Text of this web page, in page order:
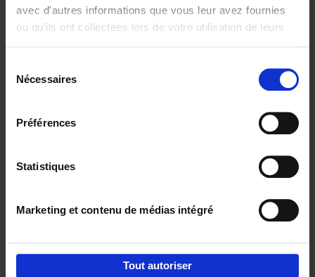
avec d'autres informations que vous leur avez fournies
ou qu'ils ont collectées lors de votre utilisation de leurs
Nécessaires
Préférences
Statistiques
Marketing et contenu de médias intégré
Tout autoriser
(EN)